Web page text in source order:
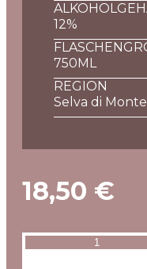
12%
750ML
REGION
Selva di
18,50 €